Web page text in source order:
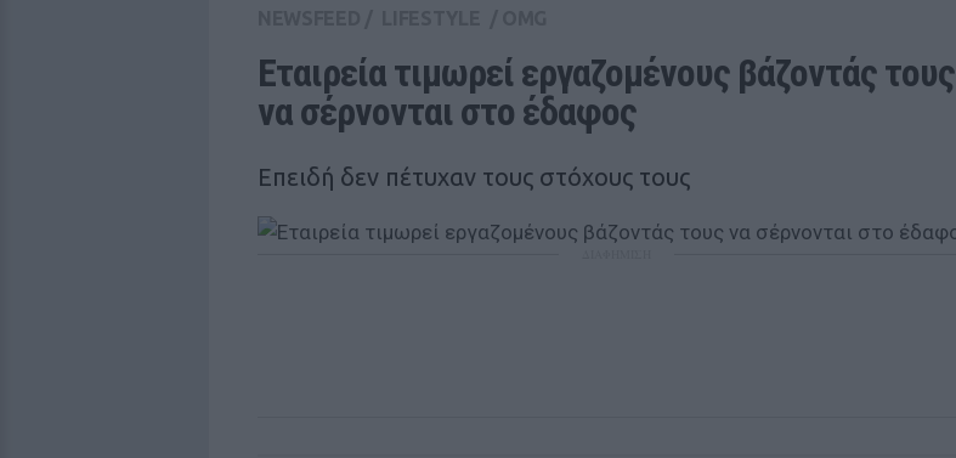
Εταιρεία τιμωρεί εργαζομένους βάζοντάς τους
να σέρνονται στο έδαφος
Επειδή δεν πέτυχαν τους στόχους τους